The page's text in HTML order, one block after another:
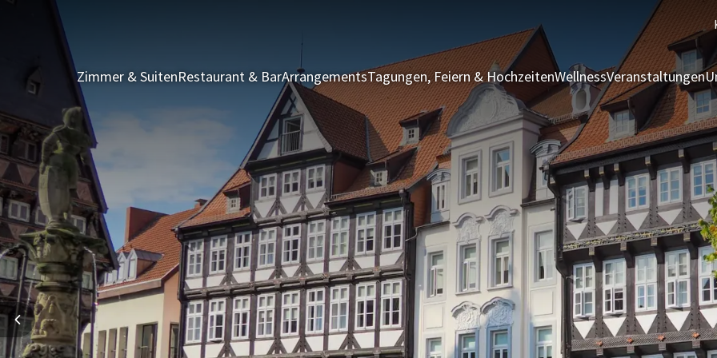
Zimmer & SuitenRestaurant & BarArrangementsTagungen, Feiern & HochzeitenWellnessVeranstaltungen